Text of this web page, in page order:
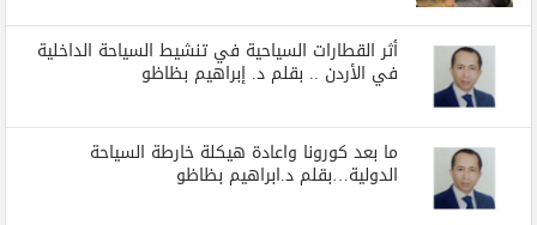
أثر القطارات السياحية في تنشيط السياحة الداخلية
في الأردن .. بقلم د. إبراهيم بظاظو
ما بعد كورونا واعادة هيكلة خارطة السياحة
الدولية…بقلم د.ابراهيم بظاظو